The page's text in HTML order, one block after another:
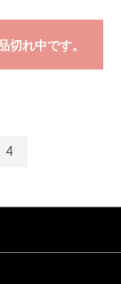
切れ中です。
4